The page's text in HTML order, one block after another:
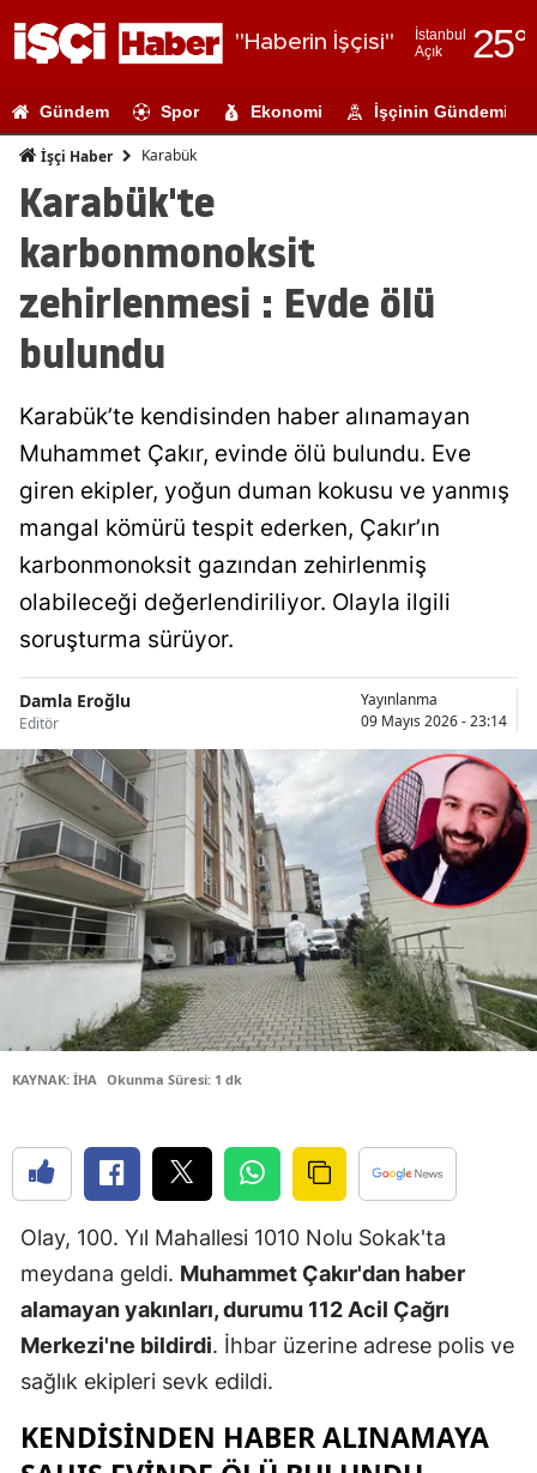
"Haberin İşçisi"
İstanbul
Açık
25°
Adıyaman
Artvin
Aydın
Bingöl
Bolu
Burdur
Bursa
Çanakkale
Çankırı
Çorum
Denizli
Diyarbakır
Elazığ
Erzincan
Erzurum
Eskişehir
Gaziantep
Gümüşhane
Gündem Spor Ekonomi İşçinin Gündemi
İşçi Haber Karabük
Karabük'te
karbonmonoksit
zehirlenmesi : Evde ölü
bulundu
Karabük’te kendisinden haber alınamayan
Muhammet Çakır, evinde ölü bulundu. Eve
giren ekipler, yoğun duman kokusu ve yanmış
mangal kömürü tespit ederken, Çakır’ın
karbonmonoksit gazından zehirlenmiş
olabileceği değerlendiriliyor. Olayla ilgili
soruşturma sürüyor.
Damla Eroğlu
Editör
Yayınlanma
09 Mayıs 2026 - 23:14
KAYNAK: İHA Okunma Süresi: 1 dk
Olay, 100. Yıl Mahallesi 1010 Nolu Sokak'ta
meydana geldi. Muhammet Çakır'dan haber
alamayan yakınları, durumu 112 Acil Çağrı
Merkezi'ne bildirdi. İhbar üzerine adrese polis ve
sağlık ekipleri sevk edildi.
KENDİSİNDEN HABER ALINAMAYA